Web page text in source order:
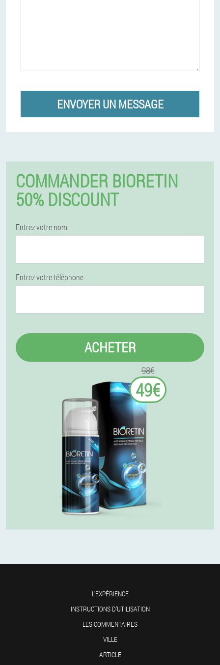
ENVOYER UN MESSAGE
COMMANDER BIORETIN
50% DISCOUNT
Entrez votre nom
Entrez votre téléphone
ACHETER
98€
49€
L'EXPÉRIENCE
INSTRUCTIONS D'UTILISATION
LES COMMENTAIRES
VILLE
ARTICLE